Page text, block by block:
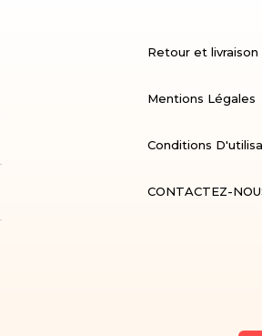
Retour et livraison
Mentions Légales
Conditions
CONTACTEZ-